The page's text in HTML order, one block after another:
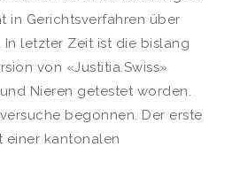
in Gerichtsverfahren über
letzter Zeit ist die bislang
von «Justitia.Swiss»
Nieren getestet worden.
begonnen. Der erste
einer kantonalen